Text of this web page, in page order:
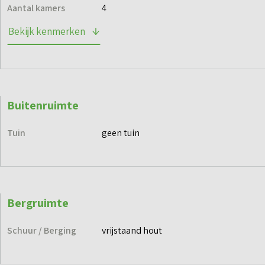
Een ideale kans voor wie royaal, comfortabel én
Hurdegaryp.
Aantal kamers 4
Bekijk kenmerken
Buitenruimte
Tuin geen tuin
Bergruimte
Schuur / Berging vrijstaand hout